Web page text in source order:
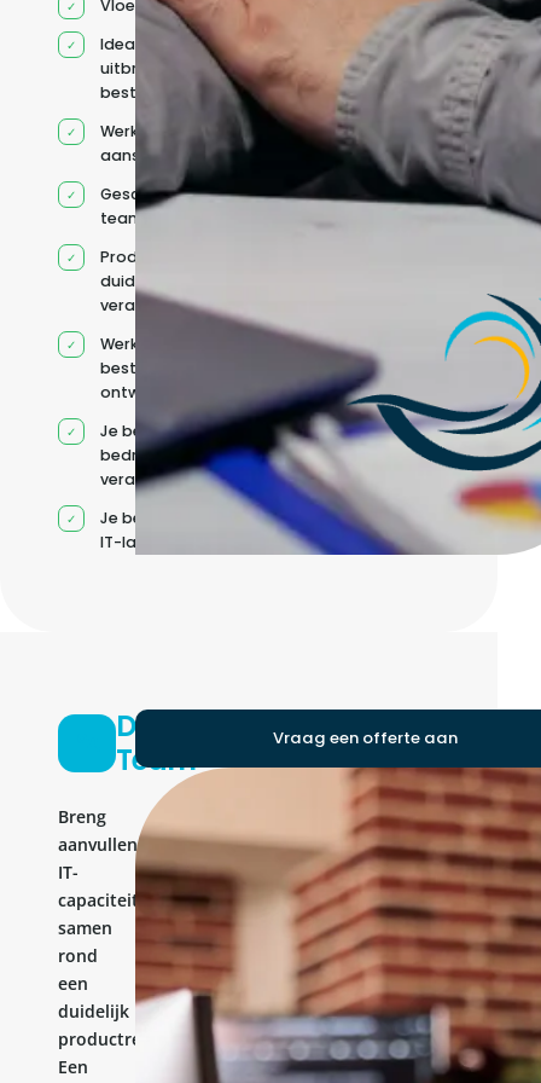
Vloeiend Engels
Ideaal voor het
uitbreiden van
bestaande capaciteit
Werkt onder jouw
aansturing
Geschikt voor hybride
teams
Productcontext en
duidelijke
verantwoordelijkheden
Werkt binnen jouw
bestaande
ontwikkelteam
Je behoudt jouw
bedrijfs- en IT-
verantwoordelijkheden
Je beheert jouw eigen
IT-landschap
Development
Team
Breng
aanvullende
IT-
capaciteit
samen
rond
een
duidelijk
productresultaat.
Een
Vraag een offerte aan